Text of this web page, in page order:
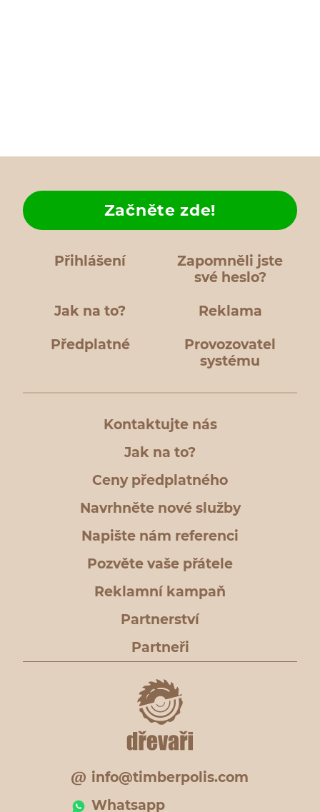
Přihlášení
Zapomněli jste
své heslo?
Jak na to?
Začněte zde!
Reklama
Předplatné
Provozovatel
systému
Kontaktujte nás
Jak na to?
Ceny předplatného
Navrhněte nové služby
Napište nám referenci
Pozvěte vaše přátele
Reklamní kampaň
Partnerství
Partneři
info@timberpolis.com
Whatsapp